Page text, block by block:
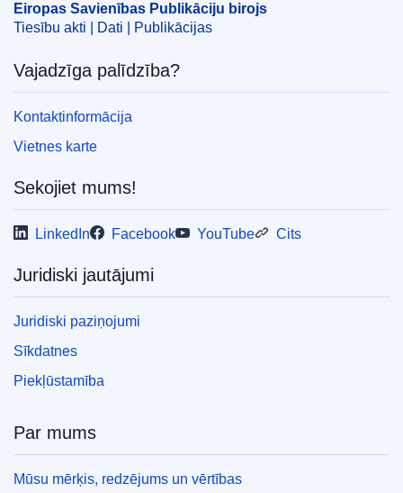
Eiropas Savienības Publikāciju birojs
Tiesību akti | Dati | Publikācijas
Vajadzīga palīdzība?
Kontaktinformācija
Vietnes karte
Sekojiet mums!
LinkedIn Facebook YouTube Cits
Juridiski jautājumi
Juridiski paziņojumi
Sīkdatnes
Piekļūstamība
Par mums
Mūsu mērķis, redzējums un vērtības